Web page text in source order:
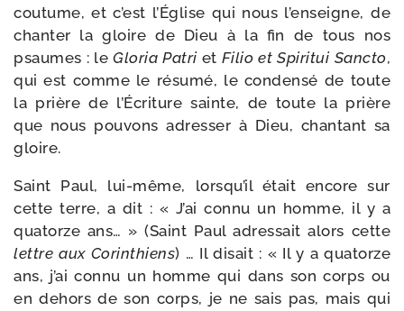
cou­tume, et c’est l’Église qui nous l’enseigne, de
chan­ter la gloire de Dieu à la fin de tous nos
psaumes : leGloria Patri et Filio et Spiritui Sancto,
qui est comme le résu­mé, le conden­sé de toute
la prière de l’Écriture sainte, de toute la prière
que nous pou­vons adres­ser à Dieu, chan­tant sa
gloire.
Saint Paul, lui-​même, lorsqu’il était encore sur
cette terre, a dit : « J’ai connu un homme, il y a
qua­torze ans… » (Saint Paul adres­sait alors cette
lettre aux Corinthiens) … Il disait : « Il y a qua­torze
ans, j’ai connu un homme qui dans son corps ou
en dehors de son corps, je ne sais pas, mais qui